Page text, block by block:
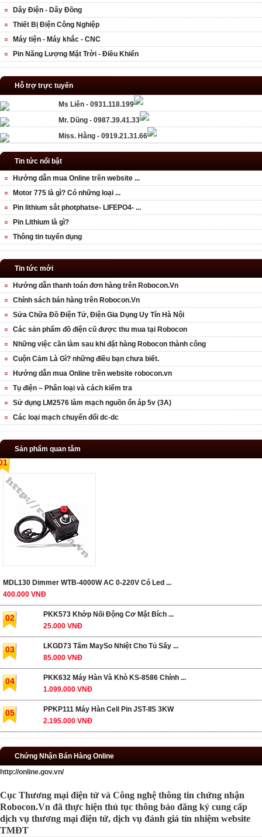
Dây Điện - Dây Đồng
Thiết Bị Điện Công Nghiệp
Máy tiện - Máy khắc - CNC
Pin Năng Lượng Mặt Trời - Điều Khiển
Hỗ trợ trực tuyến
Ms Liên - 0931.118.199
Mr. Dũng - 0987.39.41.33
Miss. Hằng - 0919.21.31.66
Tin tức nổi bật
Hướng dẫn mua Online trên website ...
Motor 775 là gì? Có những loại ...
Pin lithium sắt photphatse- LIFEPO4- ...
Pin Lithium là gì?
Thông tin tuyển dụng
Tin tức mới
Hướng dẫn thanh toán đơn hàng trên Robocon.Vn
Chính sách bán hàng trên Robocon.Vn
Sửa Chữa Đồ Điện Tử, Điện Gia Dụng Uy Tín Hà Nội
Các sản phẩm đồ điện cũ được thu mua tại Robocon
Những việc cần làm sau khi đặt hàng Robocon thành công
Cuộn Cảm Là Gì? những điều bạn chưa biết.
Hướng dẫn mua Online trên website robocon.vn
Tụ điện – Phân loại và cách kiểm tra
Sử dụng LM2576 làm mạch nguồn ổn áp 5v (3A)
Các loại mạch chuyển đổi dc-dc
Sản phẩm quan tâm
MDL130 Dimmer WTB-4000W AC 0-220V Có Led ...
400.000 VNĐ
02
PKK573 Khớp Nối Động Cơ Mặt Bích ...
25.000 VNĐ
03
LKGD73 Tấm MaySo Nhiệt Cho Tủ Sấy ...
85.000 VNĐ
04
PKK632 Máy Hàn Và Khò KS-8586 Chính ...
1.099.000 VNĐ
05
PPKP111 Máy Hàn Cell Pin JST-IIS 3KW
2.195.000 VNĐ
Chứng Nhận Bán Hàng Online
http://online.gov.vn/
Cục Thương mại điện tử và Công nghệ thông tin chứng nhận
Robocon.Vn đã thực hiện thủ tục thông báo đăng ký cung cấp
dịch vụ thương mại điện tử, dịch vụ đánh giá tín nhiệm website
TMĐT